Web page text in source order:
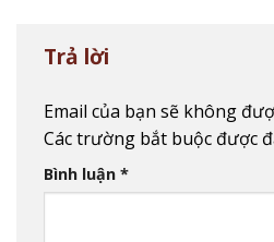
Trả lời
Email của bạn sẽ không
Các trường bắt buộc được
Bình luận *